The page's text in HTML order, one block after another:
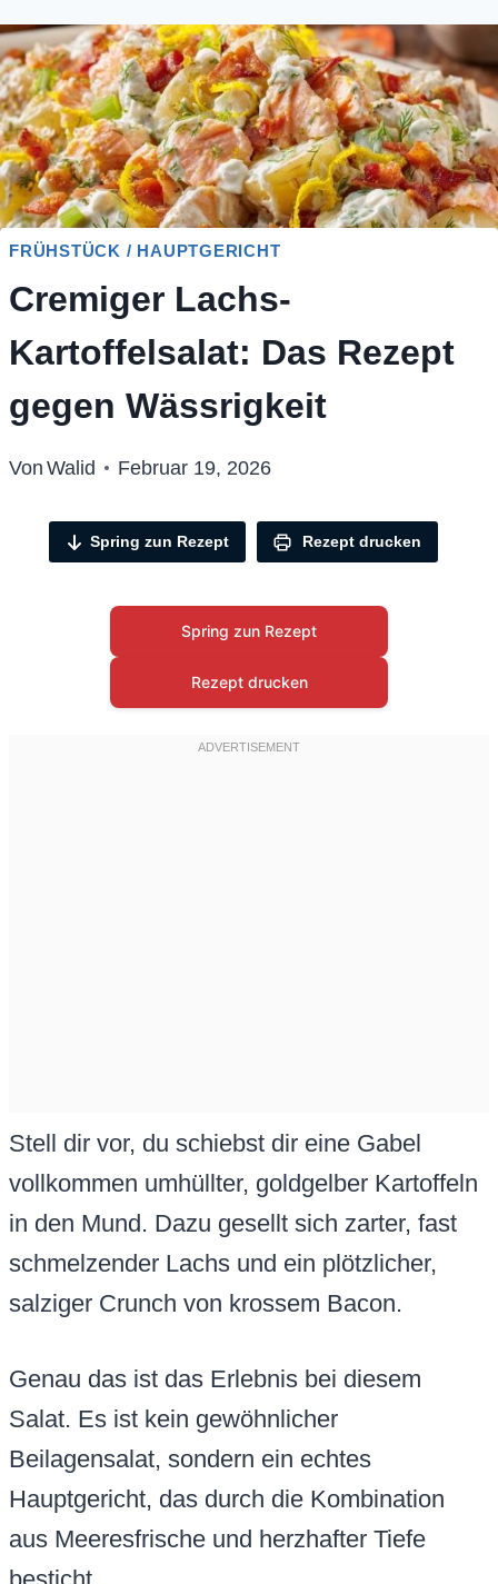
FRÜHSTÜCK / HAUPTGERICHT
Cremiger Lachs-
Kartoffelsalat: Das Rezept
gegen Wässrigkeit
Von Walid Februar 19, 2026
Spring zun Rezept Rezept drucken
Spring zun Rezept
Rezept drucken
Stell dir vor, du schiebst dir eine Gabel
vollkommen umhüllter, goldgelber Kartoffeln
in den Mund. Dazu gesellt sich zarter, fast
schmelzender Lachs und ein plötzlicher,
salziger Crunch von krossem Bacon.
Genau das ist das Erlebnis bei diesem
Salat. Es ist kein gewöhnlicher
Beilagensalat, sondern ein echtes
Hauptgericht, das durch die Kombination
aus Meeresfrische und herzhafter Tiefe